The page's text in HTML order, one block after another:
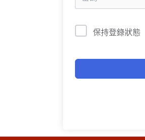
保持登錄狀態